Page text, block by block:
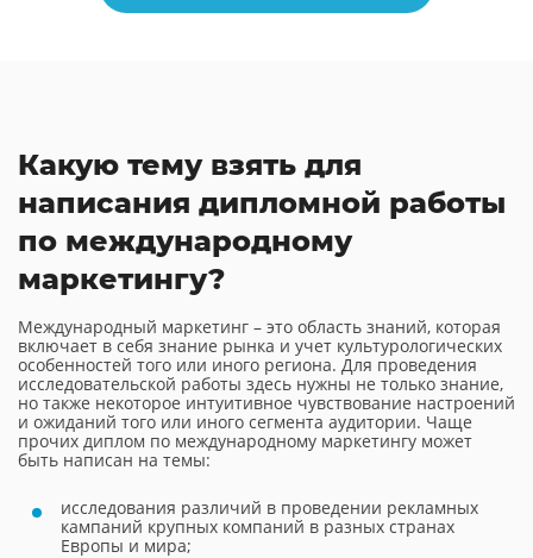
Какую тему взять для
написания дипломной работы
по международному
маркетингу?
Международный маркетинг – это область знаний, которая
включает в себя знание рынка и учет культурологических
особенностей того или иного региона. Для проведения
исследовательской работы здесь нужны не только знание,
но также некоторое интуитивное чувствование настроений
и ожиданий того или иного сегмента аудитории. Чаще
прочих диплом по международному маркетингу может
быть написан на темы:
исследования различий в проведении рекламных
кампаний крупных компаний в разных странах
Европы и мира;